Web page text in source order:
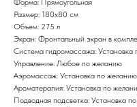
Форма: Прямоугольная
Размер: 180х80 см
Объем: 275 л
Экран: Фронтальный экран в
Система гидромассажа: Установка
Управление: Любое по желанию
Аэромассаж: Установка по желанию
Ароматерапия: Установка по
Подводная подсветка: Установка